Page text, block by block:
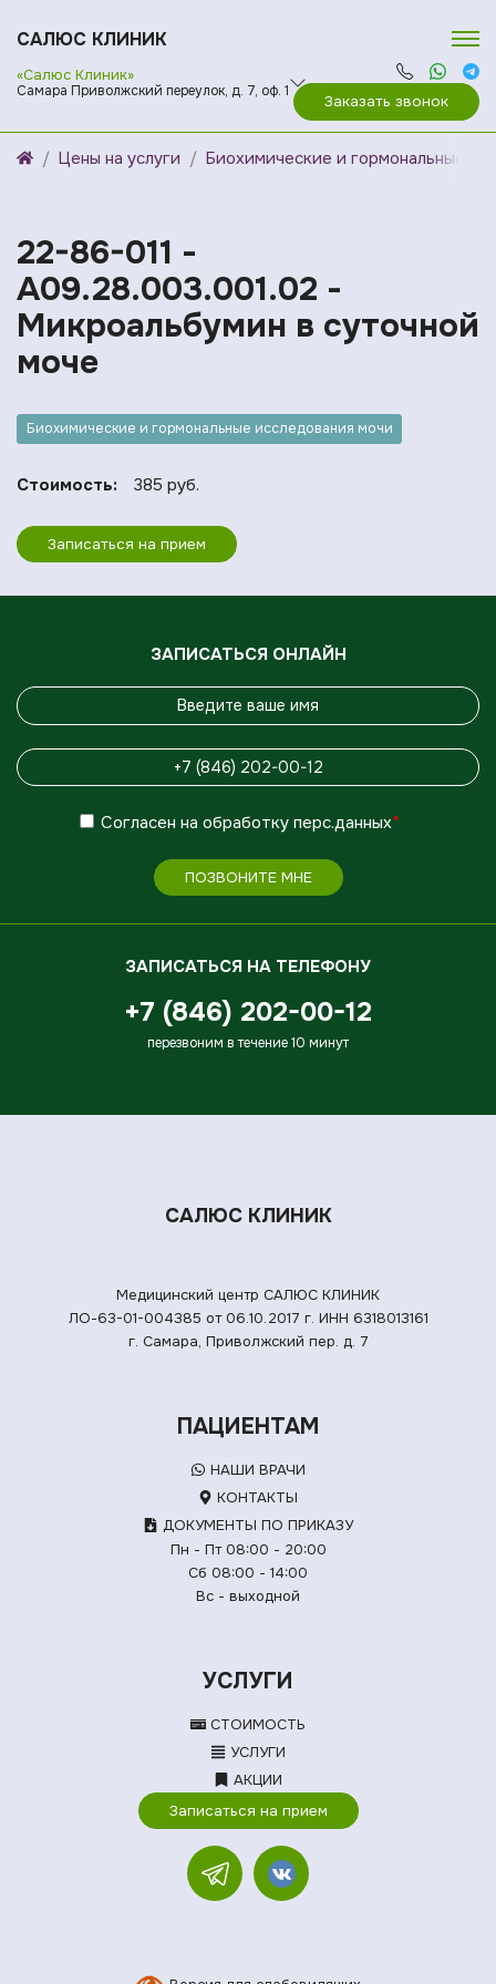
САЛЮС КЛИНИК
«Салюс Клиник»
Самара Приволжский переулок, д. 7, оф. 1
Заказать звонок
Цены на услуги Биохимические и гормональные
22-86-011 -
A09.28.003.001.02 -
Микроальбумин в суточной
моче
Биохимические и гормональные исследования мочи
Стоимость: 385 руб.
Записаться на прием
ЗАПИСАТЬСЯ ОНЛАЙН
Согласен на обработку перс.данных*
ПОЗВОНИТЕ МНЕ
ЗАПИСАТЬСЯ НА ТЕЛЕФОНУ
+7 (846) 202-00-12
перезвоним в течение 10 минут
САЛЮС КЛИНИК
Медицинский центр САЛЮС КЛИНИК
ЛО-63-01-004385 от 06.10.2017 г. ИНН 6318013161
г. Самара, Приволжский пер. д. 7
ПАЦИЕНТАМ
НАШИ ВРАЧИ
КОНТАКТЫ
ДОКУМЕНТЫ ПО ПРИКАЗУ
Пн - Пт 08:00 - 20:00
Сб 08:00 - 14:00
Вс - выходной
УСЛУГИ
СТОИМОСТЬ
УСЛУГИ
АКЦИИ
Записаться на прием